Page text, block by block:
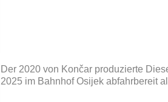
Der 2020 von Končar produzierte
2025 im Bahnhof Osijek abfahrbereit